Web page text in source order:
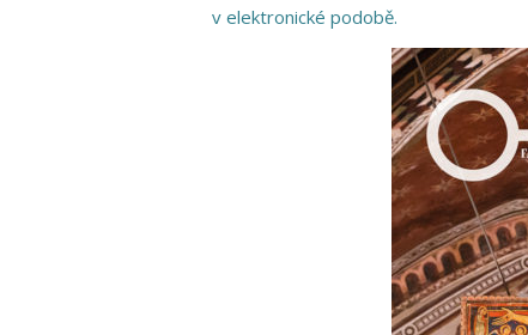
v elektronické podobě.